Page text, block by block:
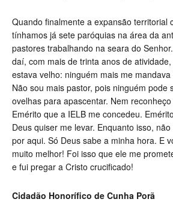
Quando finalmente a expansão territorial
tínhamos já sete paróquias na área da
pastores trabalhando na seara do
daí, com mais de trinta anos de
estava velho: ninguém mais me
Não sou mais pastor, pois ninguém pode
ovelhas para apascentar. Nem
Emérito que a IELB me concedeu.
Deus quiser me levar. Enquanto isso,
por aqui. Só Deus sabe a minha hora. E
muito melhor! Foi isso que ele me
e fui pregar a Cristo crucificado!
Cidadão Honorífico de Cunha Porã